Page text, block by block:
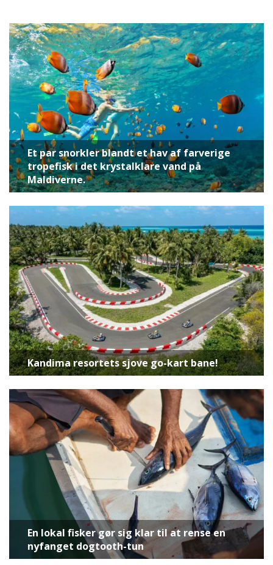
Et par snorkler blandt et hav af farverige
tropefisk i det krystalklare vand på
Maldiverne.
Kandima resortets sjove go-kart bane!
En lokal fisker gør sig klar til at rense en
nyfanget dogtooth-tun